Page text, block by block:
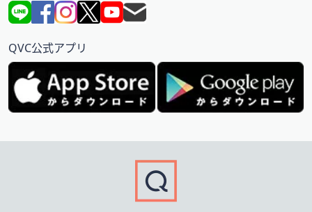
QVC公式アプリ